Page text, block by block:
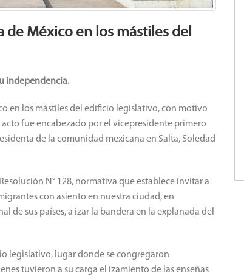
de México en los mástiles del
independencia.
en los mástiles del edificio legislativo, con motivo
acto fue encabezado por el vicepresidente primero
de la comunidad mexicana en Salta, Soledad
N° 128, normativa que establece invitar a
con asiento en nuestra ciudad, en
de sus países, a izar la bandera en la explanada del
legislativo, lugar donde se congregaron
tuvieron a su carga el izamiento de las enseñas